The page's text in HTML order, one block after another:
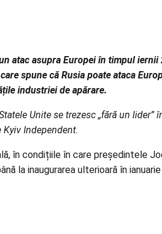
atac asupra Europei în timpul
spune că Rusia poate ataca
industriei de apărare.
Unite se trezesc „fără un lider”
Independent.
în condițiile în care președintele
la inaugurarea ulterioară în